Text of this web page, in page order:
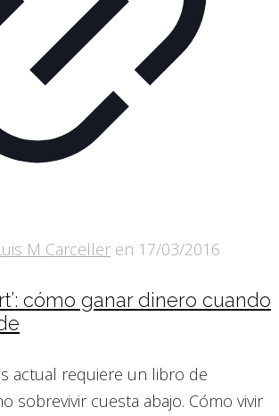
M Carceller en 17/03/2016
cómo ganar dinero cuando
actual requiere un libro de
sobrevivir cuesta abajo. Cómo vivir